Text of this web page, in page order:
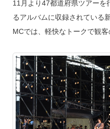
11月より47都道府県ツアーを
るアルバムに収録されている
MCでは、軽快なトークで観客